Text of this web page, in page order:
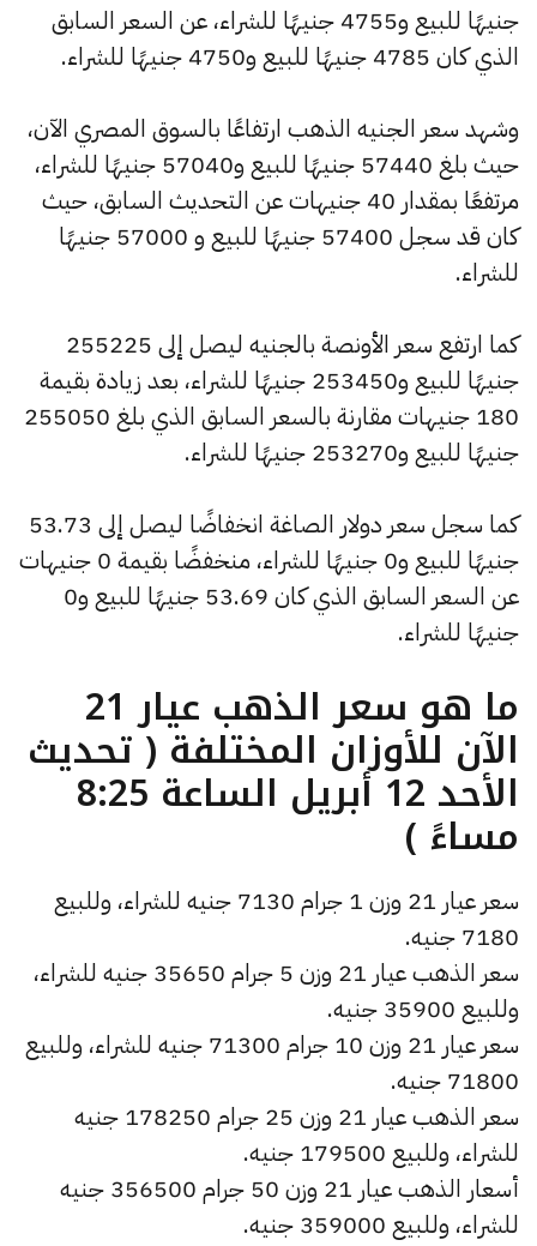
جنيهًا للبيع و4755 جنيهًا للشراء، عن السعر السابق
الذي كان 4785 جنيهًا للبيع و4750 جنيهًا للشراء.
وشهد سعر الجنيه الذهب ارتفاعًا بالسوق المصري الآن،
حيث بلغ 57440 جنيهًا للبيع و57040 جنيهًا للشراء،
مرتفعًا بمقدار 40 جنيهات عن التحديث السابق، حيث
كان قد سجل 57400 جنيهًا للبيع و 57000 جنيهًا
للشراء.
كما ارتفع سعر الأونصة بالجنيه ليصل إلى 255225
جنيهًا للبيع و253450 جنيهًا للشراء، بعد زيادة بقيمة
180 جنيهات مقارنة بالسعر السابق الذي بلغ 255050
جنيهًا للبيع و253270 جنيهًا للشراء.
كما سجل سعر دولار الصاغة انخفاضًا ليصل إلى 53.73
جنيهًا للبيع و0 جنيهًا للشراء، منخفضًا بقيمة 0 جنيهات
عن السعر السابق الذي كان 53.69 جنيهًا للبيع و0
جنيهًا للشراء.
ما هو سعر الذهب عيار 21
الآن للأوزان المختلفة ( تحديث
الأحد 12 أبريل الساعة 8:25
مساءً )
سعر عيار 21 وزن 1 جرام 7130 جنيه للشراء، وللبيع
7180 جنيه.
سعر الذهب عيار 21 وزن 5 جرام 35650 جنيه للشراء،
وللبيع 35900 جنيه.
سعر عيار 21 وزن 10 جرام 71300 جنيه للشراء، وللبيع
71800 جنيه.
سعر الذهب عيار 21 وزن 25 جرام 178250 جنيه
للشراء، وللبيع 179500 جنيه.
أسعار الذهب عيار 21 وزن 50 جرام 356500 جنيه
للشراء، وللبيع 359000 جنيه.